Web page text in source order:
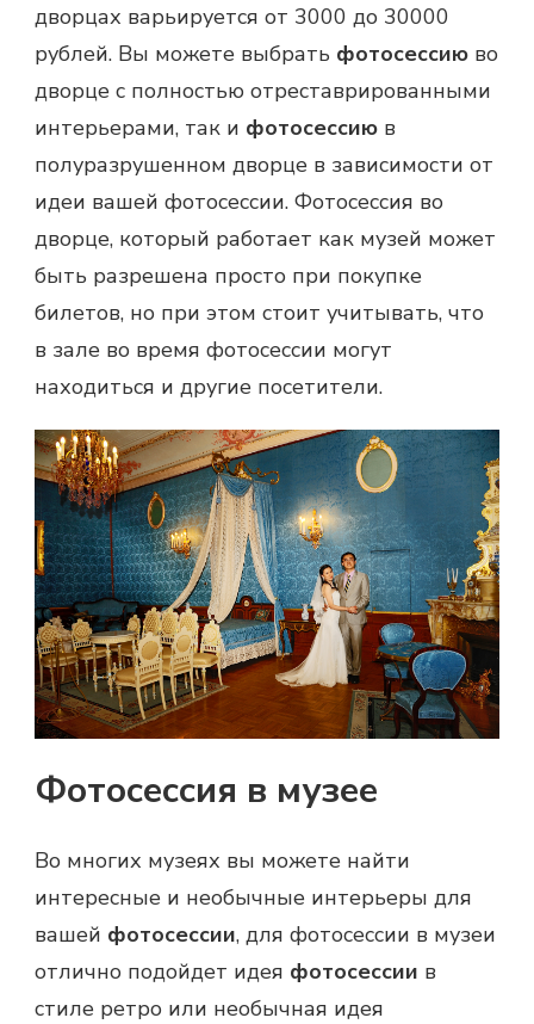
дворцах варьируется от 3000 до 30000
рублей. Вы можете выбрать фотосессию во
дворце с полностью отреставрированными
интерьерами, так и фотосессию в
полуразрушенном дворце в зависимости от
идеи вашей фотосессии. Фотосессия во
дворце, который работает как музей может
быть разрешена просто при покупке
билетов, но при этом стоит учитывать, что
в зале во время фотосессии могут
находиться и другие посетители.
Фотосессия в музее
Во многих музеях вы можете найти
интересные и необычные интерьеры для
вашей фотосессии, для фотосессии в музеи
отлично подойдет идея фотосессии в
стиле ретро или необычная идея